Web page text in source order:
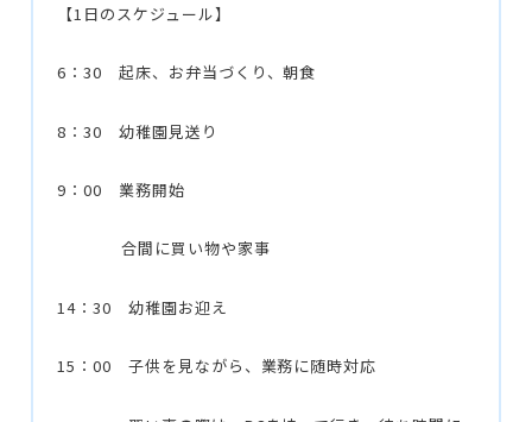
【1日のスケジュール】
6：30 起床、お弁当づくり、朝食
8：30 幼稚園見送り
9：00 業務開始
合間に買い物や家事
14：30 幼稚園お迎え
15：00 子供を見ながら、業務に随時対応